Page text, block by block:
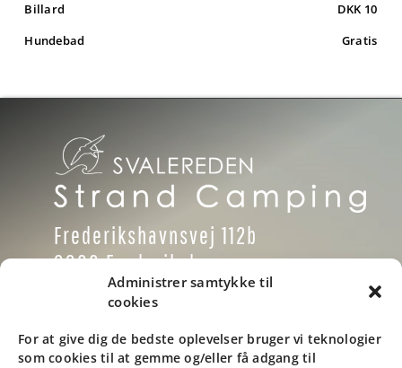
Administrer samtykke til
cookies
For at give dig de bedste oplevelser bruger vi teknologier
som cookies til at gemme og/eller få adgang til
Billard
DKK 10
Hundebad
Gratis
Frederikshavnsvej 112b
9900 Frederikshavn
Danmark
Tlf: +45 9846 1937